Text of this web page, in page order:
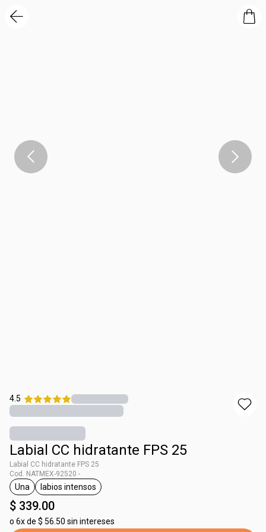
4.5
Labial CC hidratante FPS 25
Labial CC hidratante FPS 25
Cod. NATMEX-92520 -
etiqueta Una
Una
etiqueta labios intensos
labios intensos
$ 339.00
o 6x de $ 56.50 sin intereses